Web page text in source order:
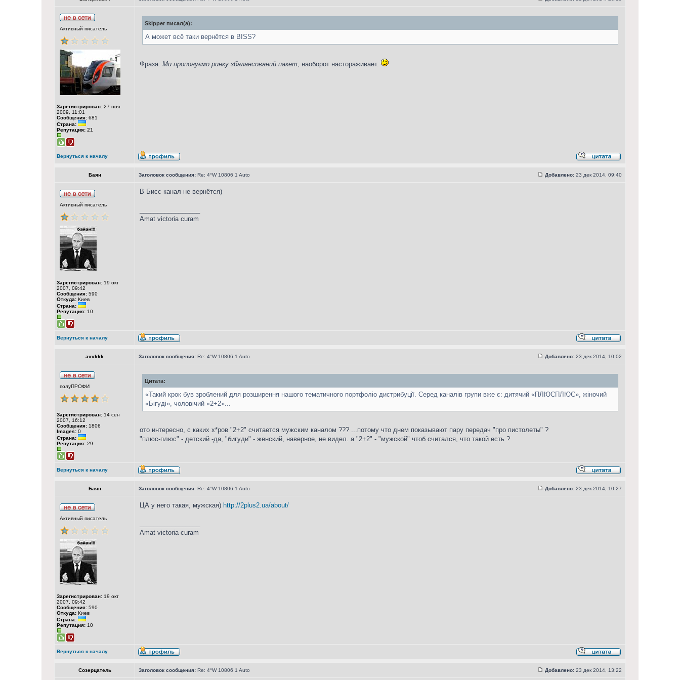
Активный писатель
Зарегистрирован: 27 ноя
2009, 11:01
Сообщения: 681
Страна:
Репутация: 21
Skipper писал(а):
А может всё таки вернётся в BISS?
Фраза: Ми пропонуємо ринку збалансований пакет, наоборот настораживает.
Вернуться к началу
Баян Заголовок сообщения: Re: 4°W 10806 1 Auto Добавлено: 23 дек 2014, 09:40
Активный писатель
Зарегистрирован: 19 окт
2007, 09:42
Сообщения: 590
Откуда: Киев
Страна:
Репутация: 10
В Бисс канал не вернётся)
Amat victoria curam
Вернуться к началу
avvkkk Заголовок сообщения: Re: 4°W 10806 1 Auto Добавлено: 23 дек 2014, 10:02
полуПРОФИ
Зарегистрирован: 14 сен
2007, 16:12
Сообщения: 1806
Images: 0
Страна:
Репутация: 29
Цитата:
«Такий крок був зроблений для розширення нашого тематичного портфоліо дистрибуції. Серед каналів групи вже є: дитячий «ПЛЮСПЛЮС», жіночий
«Бігуді», чоловічий «2+2»...
ото интересно, с каких х*ров "2+2" считается мужским каналом ??? ...потому что днем показывают пару передач "про пистолеты" ?
"плюс-плюс" - детский -да, "бигуди" - женский, наверное, не видел. а "2+2" - "мужской" чтоб считался, что такой есть ?
Вернуться к началу
Баян Заголовок сообщения: Re: 4°W 10806 1 Auto Добавлено: 23 дек 2014, 10:27
Активный писатель
Зарегистрирован: 19 окт
2007, 09:42
Сообщения: 590
Откуда: Киев
Страна:
Репутация: 10
ЦА у него такая, мужская) http://2plus2.ua/about/
Amat victoria curam
Вернуться к началу
Созерцатель Заголовок сообщения: Re: 4°W 10806 1 Auto Добавлено: 23 дек 2014, 13:22